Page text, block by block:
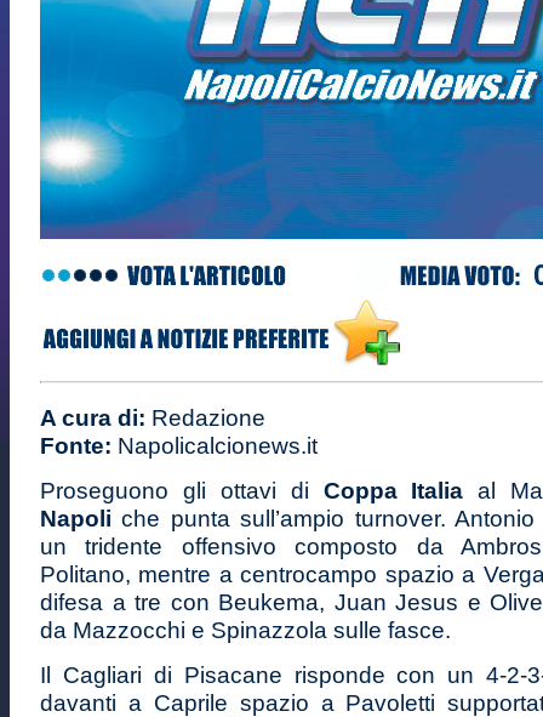
A cura di: Redazione
Fonte: Napolicalcionews.it
Proseguono gli ottavi di Coppa Italiaal
Napoliche punta sull’ampio turnover.
un tridente offensivo composto da
Politano, mentre a centrocampo spazio a
difesa a tre con Beukema, Juan Jesus e
da Mazzocchi e Spinazzola sulle fasce.
Il Cagliari di Pisacane risponde con un 4-2-
davanti a Caprile spazio a Pavoletti